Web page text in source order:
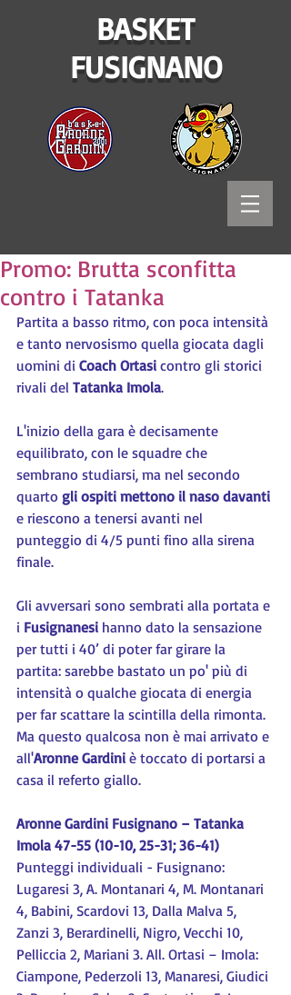
BASKET
FUSIGNANO
Promo: Brutta sconfitta
contro i Tatanka
Partita a basso ritmo, con poca intensità
e tanto nervosismo quella giocata dagli
uomini di Coach Ortasi contro gli storici
rivali del Tatanka Imola.
L'inizio della gara è decisamente
equilibrato, con le squadre che
sembrano studiarsi, ma nel secondo
quarto gli ospiti mettono il naso davanti
e riescono a tenersi avanti nel
punteggio di 4/5 punti fino alla sirena
finale.
Gli avversari sono sembrati alla portata e
i Fusignanesi hanno dato la sensazione
per tutti i 40’ di poter far girare la
partita: sarebbe bastato un po' più di
intensità o qualche giocata di energia
per far scattare la scintilla della rimonta.
Ma questo qualcosa non è mai arrivato e
all'Aronne Gardini è toccato di portarsi a
casa il referto giallo.
Aronne Gardini Fusignano – Tatanka
Imola 47-55 (10-10, 25-31; 36-41)
Punteggi individuali - Fusignano:
Lugaresi 3, A. Montanari 4, M. Montanari
4, Babini, Scardovi 13, Dalla Malva 5,
Zanzi 3, Berardinelli, Nigro, Vecchi 10,
Pelliccia 2, Mariani 3. All. Ortasi – Imola:
Ciampone, Pederzoli 13, Manaresi, Giudici